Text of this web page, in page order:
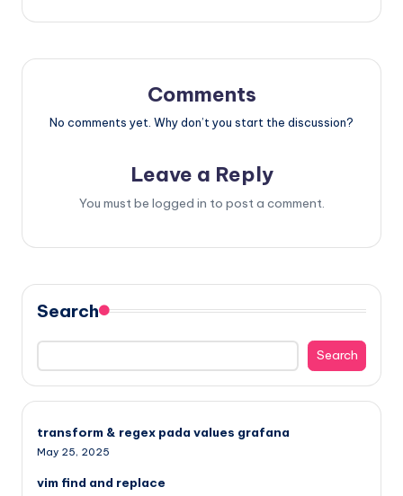
Comments
No comments yet. Why don’t you start the discussion?
Leave a Reply
You must be logged in to post a comment.
Search
Search
transform & regex pada values grafana
May 25, 2025
vim find and replace